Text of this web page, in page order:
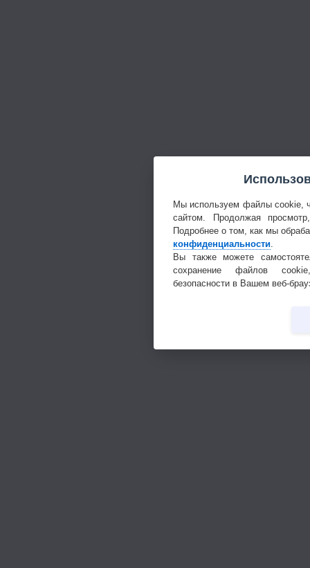
Мы используем файлы cookie,
сайтом. Продолжая
Подробнее о том, как мы
конфиденциальности.
Вы также можете
сохранение файлов
безопасности в Вашем веб-